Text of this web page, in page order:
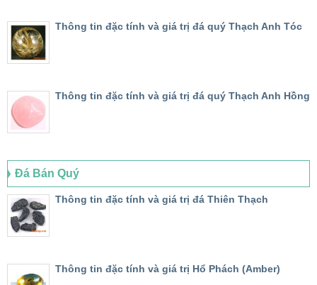
Thông tin đặc tính và giá trị đá quý Thạch Anh Tóc
Thông tin đặc tính và giá trị đá quý Thạch Anh Hồng
Đá Bán Quý
Thông tin đặc tính và giá trị đá Thiên Thạch
Thông tin đặc tính và giá trị Hổ Phách (Amber)